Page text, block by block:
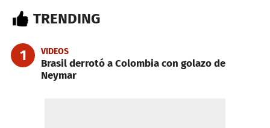
TRENDING
1 VIDEOS
Brasil derrotó a Colombia con golazo de
Neymar